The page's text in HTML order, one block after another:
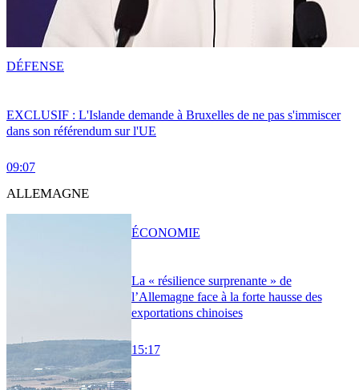
EXCLUSIF : L'Islande demande à Bruxelles de ne pas s'immiscer
dans son référendum sur l'UE
09:07
DÉFENSE
ALLEMAGNE
La « résilience surprenante » de
l’Allemagne face à la forte hausse des
exportations chinoises
15:17
ÉCONOMIE